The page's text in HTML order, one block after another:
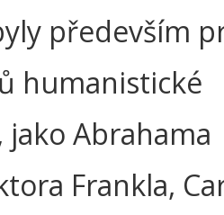
především
humanistické
jako Abrahama
Frankla,